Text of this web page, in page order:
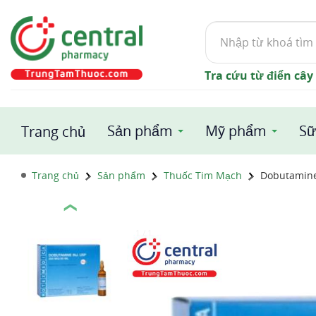
Tìm
kiếm
Tra cứu từ điển
Trang chủ Sản phẩm Mỹ phẩm
Trang chủ Sản phẩm Thuốc Tim Mạch
❮